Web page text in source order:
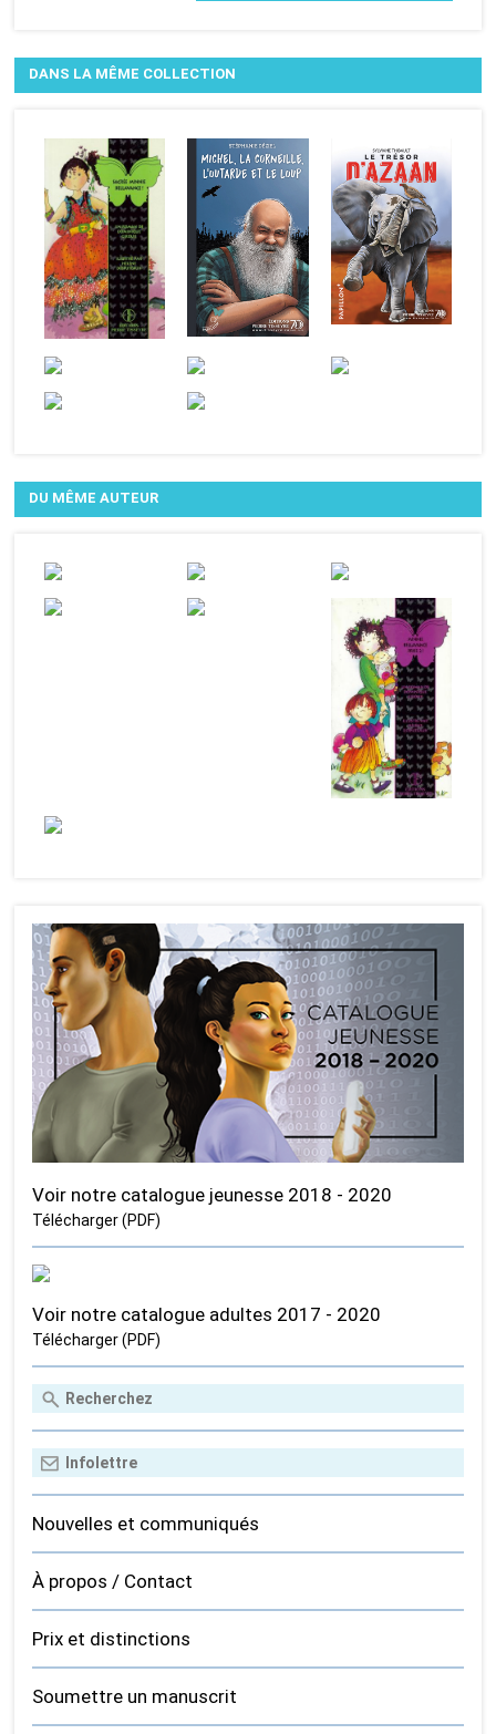
DANS LA MÊME COLLECTION
DU MÊME AUTEUR
Voir notre catalogue jeunesse 2018 - 2020
Télécharger (PDF)
Voir notre catalogue adultes 2017 - 2020
Télécharger (PDF)
Nouvelles et communiqués
À propos / Contact
Prix et distinctions
Soumettre un manuscrit